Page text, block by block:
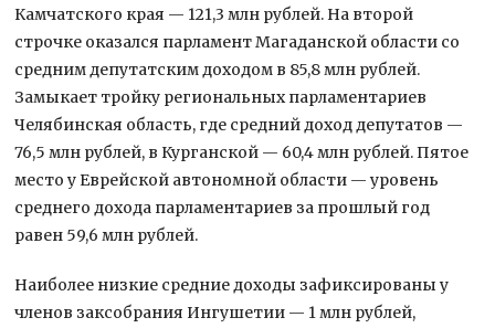
Камчатского края — 121,3 млн рублей. На второй
строчке оказался парламент Магаданской области со
средним депутатским доходом в 85,8 млн рублей.
Замыкает тройку региональных парламентариев
Челябинская область, где средний доход депутатов —
76,5 млн рублей, в Курганской — 60,4 млн рублей. Пятое
место у Еврейской автономной области — уровень
среднего дохода парламентариев за прошлый год
равен 59,6 млн рублей.
Наиболее низкие средние доходы зафиксированы у
членов заксобрания Ингушетии — 1 млн рублей,